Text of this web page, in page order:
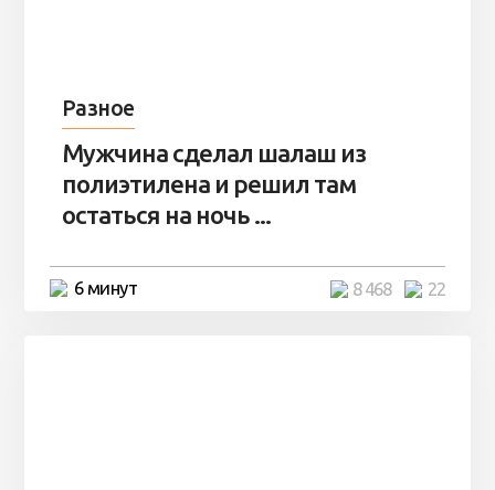
Разное
Мужчина сделал шалаш из
полиэтилена и решил там
остаться на ночь ...
6 минут 22
8 468